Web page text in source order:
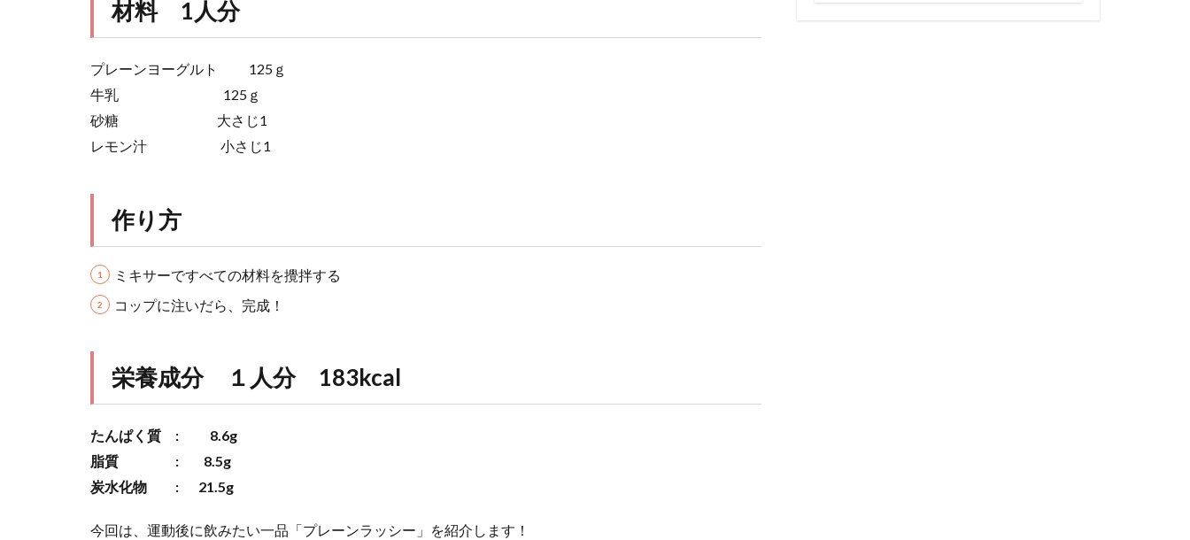
材料 1人分
プレーンヨーグルト 125ｇ
牛乳 125ｇ
砂糖 大さじ1
レモン汁 小さじ1
作り方
ミキサーですべての材料を攪拌する
コップに注いだら、完成！
栄養成分 １人分 183kcal
たんぱく質 : 8.6g
脂質 : 8.5g
炭水化物 : 21.5g
今回は、運動後に飲みたい一品「プレーンラッシー」を紹介します！